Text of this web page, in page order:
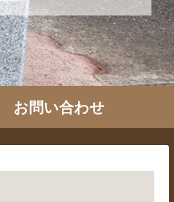
お問い合わせ